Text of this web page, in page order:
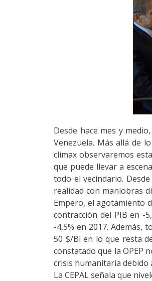
Desde hace mes y
Venezuela. Más allá de
clímax observaremos
que puede llevar a
todo el vecindario.
realidad con maniobras
Empero, el agotamiento
contracción del PIB en -
-4,5% en 2017. Además,
50 $/Bl en lo que resta
constatado que la OPEP
crisis humanitaria debido
La CEPAL señala que